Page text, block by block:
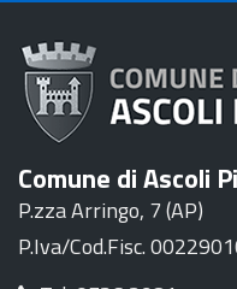
Comune di Ascoli
P.zza Arringo, 7 (AP)
P.Iva/Cod.Fisc.